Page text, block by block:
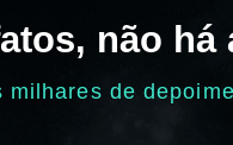
não há
milhares de